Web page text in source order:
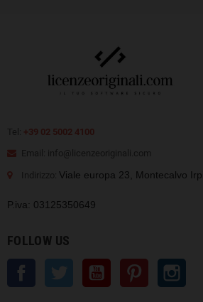
Tel: +39 02 5002 4100
Email: info@licenzeoriginali.com
Indirizzo: Viale europa 23, Montecalvo
P.iva: 03125350649
FOLLOW US
Facebook Twitter YouTube Pinterest